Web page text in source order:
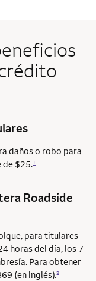
daños o robo para
de $25.1
Roadside
para titulares
horas del día, los 7
Para obtener
(en inglés).2